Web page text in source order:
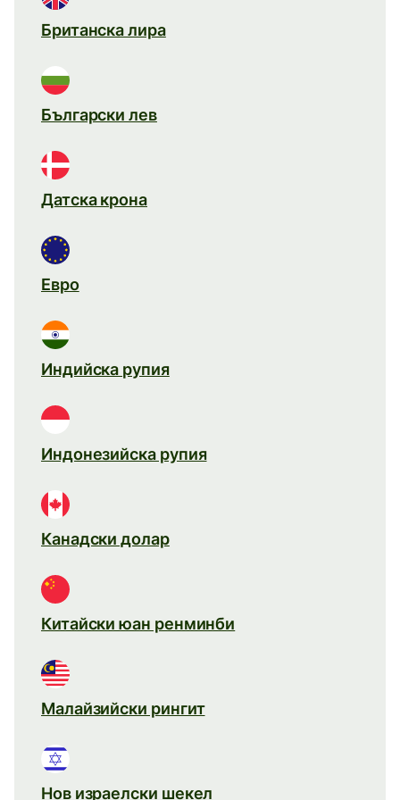
Британска лира
Български лев
Датска крона
Евро
Индийска рупия
Индонезийска рупия
Канадски долар
Китайски юан ренминби
Малайзийски рингит
Нов израелски шекел